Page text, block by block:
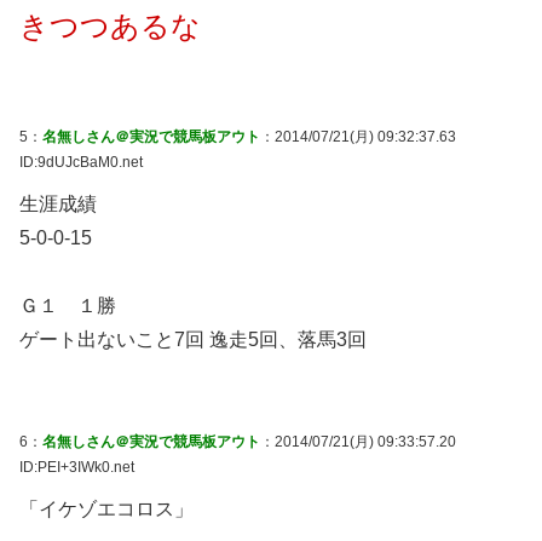
きつつあるな
5： 名無しさん＠実況で競馬板アウト ：2014/07/21(月) 09:32:37.63
ID:9dUJcBaM0.net
生涯成績
5-0-0-15
Ｇ１ １勝
ゲート出ないこと7回 逸走5回、落馬3回
6： 名無しさん＠実況で競馬板アウト ：2014/07/21(月) 09:33:57.20
ID:PEI+3IWk0.net
「イケゾエコロス」